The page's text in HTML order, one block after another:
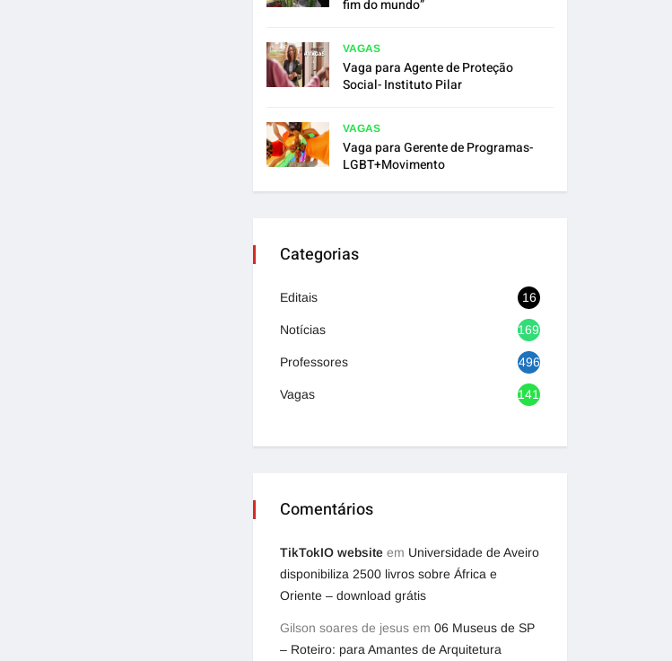
fim do mundo”
VAGAS
Vaga para Agente de Proteção
Social- Instituto Pilar
VAGAS
Vaga para Gerente de Programas-
LGBT+Movimento
Categorias
Editais 16
Notícias 1692
Professores 496
Vagas 1417
Comentários
TikTokIO website em Universidade de Aveiro
disponibiliza 2500 livros sobre África e
Oriente – download grátis
Gilson soares de jesus em 06 Museus de SP
– Roteiro: para Amantes de Arquitetura